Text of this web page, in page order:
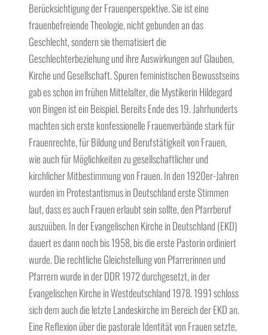
Berücksichtigung der Frauenperspektive. Sie ist eine
frauenbefreiende Theologie, nicht gebunden an das
Geschlecht, sondern sie thematisiert die
Geschlechterbeziehung und ihre Auswirkungen auf Glauben,
Kirche und Gesellschaft. Spuren feministischen Bewusstseins
gab es schon im frühen Mittelalter, die Mystikerin Hildegard
von Bingen ist ein Beispiel. Bereits Ende des 19. Jahrhunderts
machten sich erste konfessionelle Frauenverbände stark für
Frauenrechte, für Bildung und Berufstätigkeit von Frauen,
wie auch für Möglichkeiten zu gesellschaftlicher und
kirchlicher Mitbestimmung von Frauen. In den 1920er-Jahren
wurden im Protestantismus in Deutschland erste Stimmen
laut, dass es auch Frauen erlaubt sein sollte, den Pfarrberuf
auszuüben. In der Evangelischen Kirche in Deutschland (EKD)
dauert es dann noch bis 1958, bis die erste Pastorin ordiniert
wurde. Die rechtliche Gleichstellung von Pfarrerinnen und
Pfarrern wurde in der DDR 1972 durchgesetzt, in der
Evangelischen Kirche in Westdeutschland 1978. 1991 schloss
sich dem auch die letzte Landeskirche im Bereich der EKD an.
Eine Reflexion über die pastorale Identität von Frauen setzte,